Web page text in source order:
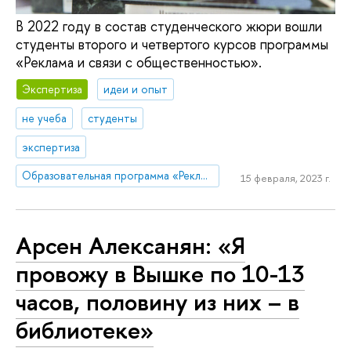
В 2022 году в состав студенческого жюри вошли
студенты второго и четвертого курсов программы
«Реклама и связи с общественностью».
Экспертиза
идеи и опыт
не учеба
студенты
экспертиза
Образовательная программа «Реклама и связи с общественностью»
15 февраля, 2023 г.
Арсен Алексанян: «Я
провожу в Вышке по 10-13
часов, половину из них – в
библиотеке»